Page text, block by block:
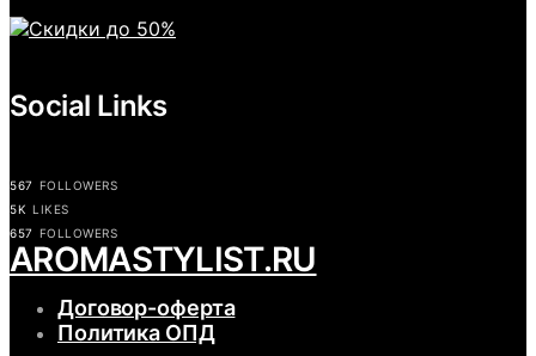
Social Links
567 FOLLOWERS
5K LIKES
657 FOLLOWERS
АROMASTYLIST.RU
Договор-оферта
Политика ОПД